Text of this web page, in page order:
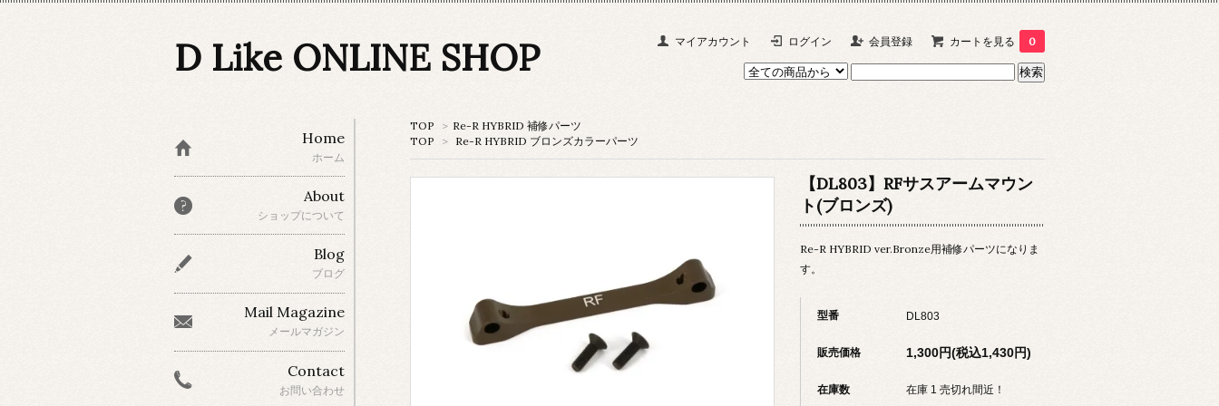
マイアカウント ログイン 会員登録 カートを見る 0
D Like ONLINE SHOP
TOP > Re-R HYBRID 補修パーツ
TOP
> Re-R HYBRID ブロンズカラーパーツ
【DL803】RFサスアームマウン
ト(ブロンズ)
Re-R HYBRID ver.Bronze用補修パーツになりま
す。
型番 DL803
販売価格 1,300円(税込1,430円)
在庫数 在庫 1 売切れ間近！
Home
ホーム
About
ショップについて
Blog
ブログ
Mail Magazine
メールマガジン
Contact
お問い合わせ